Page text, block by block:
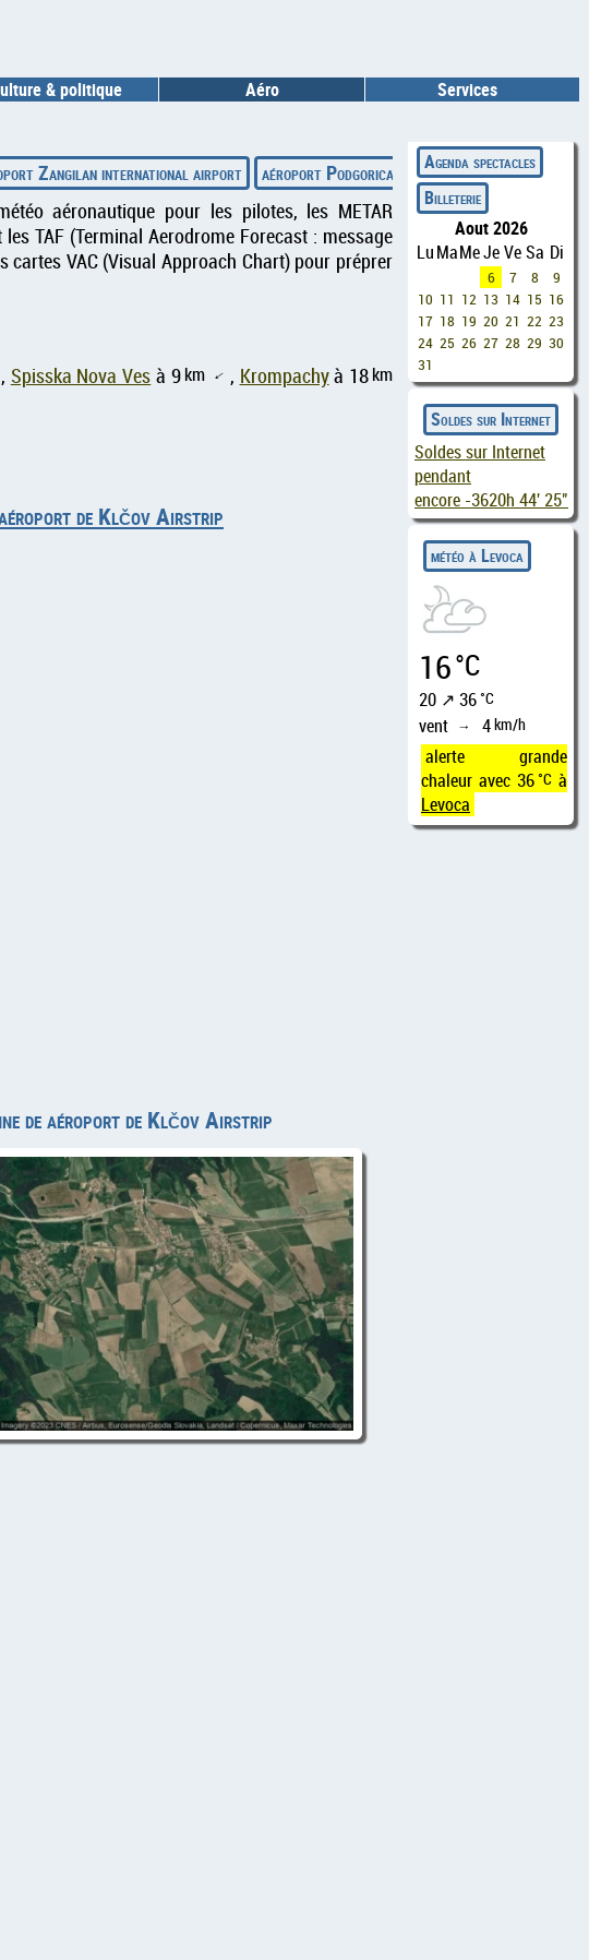
& politique Aéro Services
Zangilan international airport aéroport Podgorica aéroport Saint-Pierre
aéronautique pour les pilotes, les METAR
TAF (Terminal Aerodrome Forecast : message
VAC (Visual Approach Chart) pour préprer
, Spisska Nova Ves à 9km ↑ , Krompachyà 18km
de Klčov Airstrip
de aéroport de Klčov Airstrip
◄
Agenda spectacles
Billeterie
Aout 2026
LuMaMeJe VeSa Di
6 7 8
9
10 11 12 13 14 15 16
17 18 19 20 21 22 23
24 25 26 27 28 29 30
31
Soldes sur Internet
Soldes sur Internet
pendant
encore -3620h 44' 24"
météo à Levoca
16°C
20 ↗ 36°C
vent ↑ 4km/h
alerte grande
chaleur avec 36°C à
Levoca